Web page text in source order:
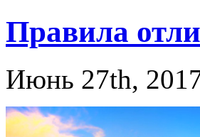
Правила
Июнь 27th,